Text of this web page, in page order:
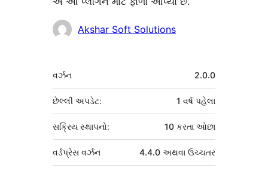
ફાળો
Akshar Soft Solutions
મેટા
વર્ઝન 2.0.0
છેલ્લી અપડેટ: 1 વર્ષપહેલા
સક્રિય સ્થાપનો: 10 કરતા ઓછા
વર્ડપ્રેસ વર્ઝન 4.4.0 અથવા ઉચ્ચતર